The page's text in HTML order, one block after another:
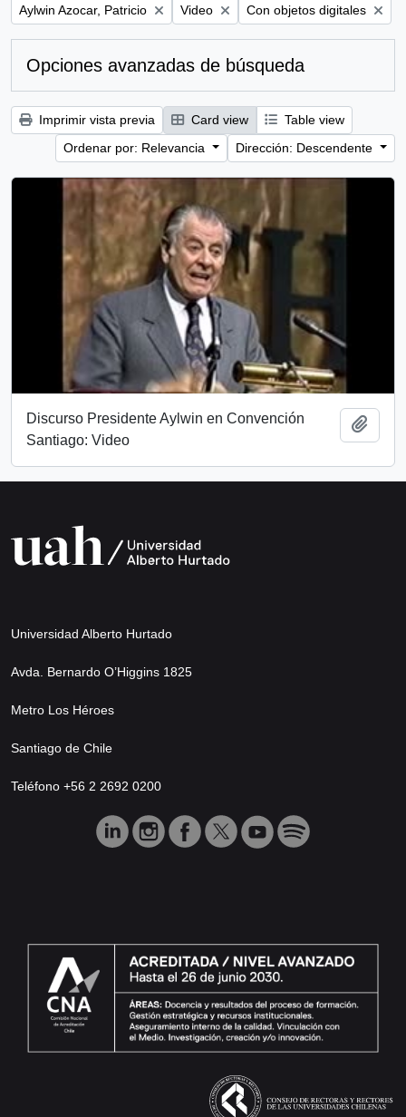
Remove filter:
Aylwin Azocar, Patricio Remove filter:
Video Remove filter:
Con objetos digitales
Opciones avanzadas de búsqueda
Imprimir vista previa Card view
Table view
Ordenar por: Relevancia
Dirección: Descendente
Discurso Presidente Aylwin en Convención
Santiago: Video
Universidad Alberto Hurtado
Avda. Bernardo O’Higgins 1825
Metro Los Héroes
Santiago de Chile
Teléfono +56 2 2692 0200